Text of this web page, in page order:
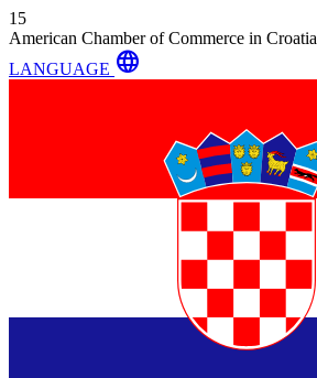
15
American Chamber of Commerce in Croatia
LANGUAGE language